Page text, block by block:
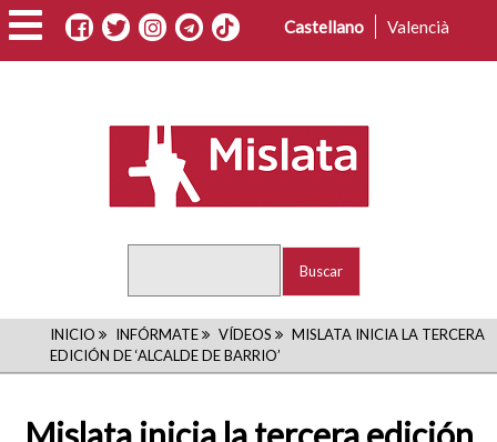
Pasar
al
contenido
Castellano Valencià
RUTA
DE
NAVEGACIÓN
INICIO INFÓRMATE VÍDEOS
MISLATA INICIA LA TERCERA
EDICIÓN DE ‘ALCALDE DE BARRIO’